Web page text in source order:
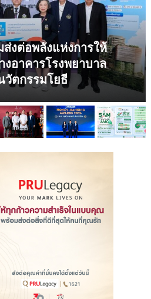
งต่อพลังแห่งการให้
อาคารโรงพยาบาล
วัตกรรมโยธี